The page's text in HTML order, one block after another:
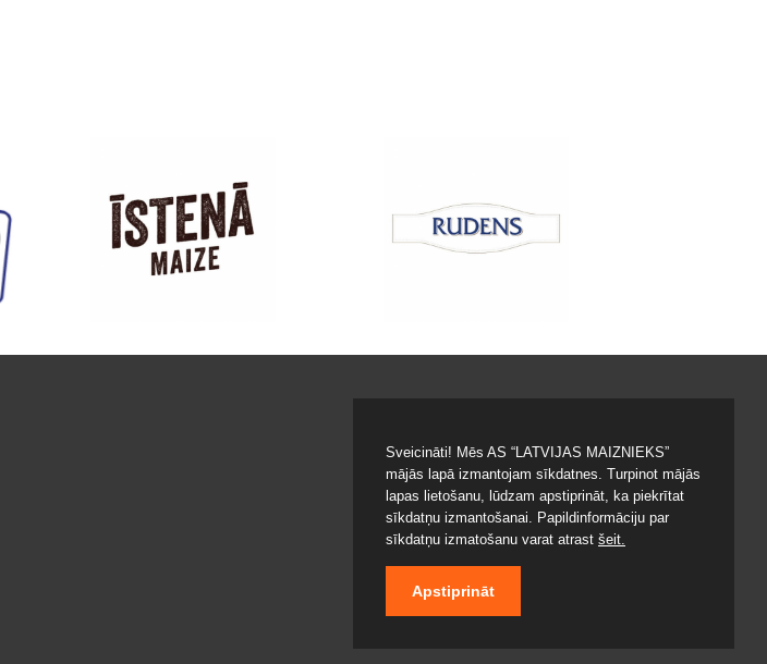
© 2020 LATVIJAS MAIZNIEKS
Sveicināti! Mēs AS “LATVIJAS MAIZNIEKS”
mājās lapā izmantojam sīkdatnes. Turpinot mājās
lapas lietošanu, lūdzam apstiprināt, ka piekrītat
sīkdatņu izmantošanai. Papildinformāciju par
sīkdatņu izmatošanu varat atrast šeit.
Apstiprināt